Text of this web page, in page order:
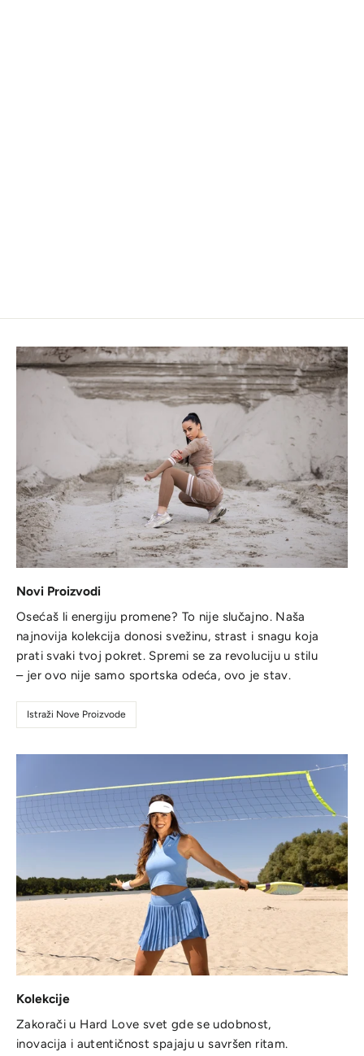
Novi Proizvodi
Osećaš li energiju promene? To nije slučajno. Naša
najnovija kolekcija donosi svežinu, strast i snagu koja
prati svaki tvoj pokret. Spremi se za revoluciju u stilu
– jer ovo nije samo sportska odeća, ovo je stav.
Istraži Nove Proizvode
Kolekcije
Zakorači u Hard Love svet gde se udobnost,
inovacija i autentičnost spajaju u savršen ritam.